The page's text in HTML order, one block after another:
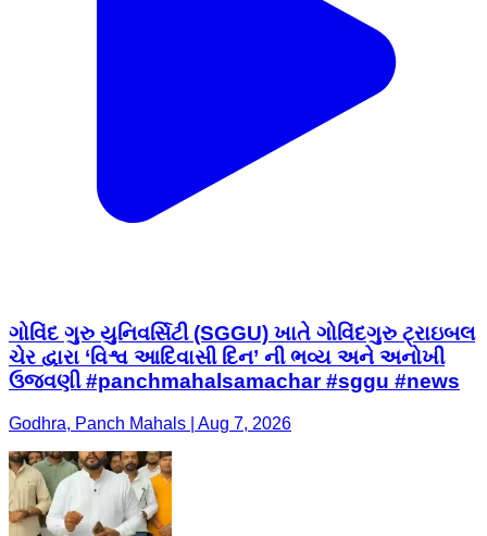
ગોવિંદ ગુરુ યુનિવર્સિટી (SGGU) ખાતે ગોવિંદગુરુ ટ્રાઇબલ
ચેર દ્વારા ‘વિશ્વ આદિવાસી દિન’ ની ભવ્ય અને અનોખી
ઉજવણી #panchmahalsamachar #sggu #news
Godhra, Panch Mahals | Aug 7, 2026